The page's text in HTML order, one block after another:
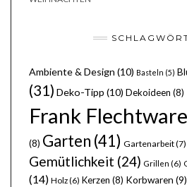
Ambiente & Design (10) Basteln (5)
(31) Deko-Tipp (10) Dekoideen (8)
Frank
(8) Garten (41) Gartenarbeit(7)
Gemütlichkeit (24) Grillen (6)
(14) Holz(6) Kerzen (8) Korbwaren (9)